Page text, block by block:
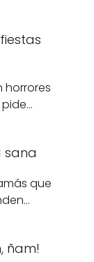
horrores
sana
que
ñam!